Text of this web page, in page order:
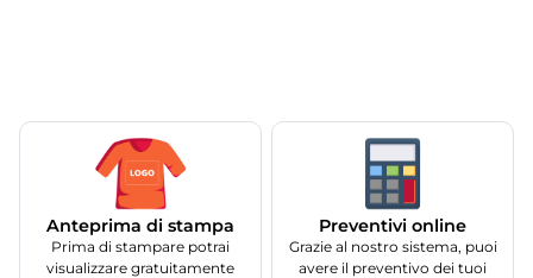
Anteprima di stampa
Prima di stampare potrai
visualizzare gratuitamente
Preventivi online
Grazie al nostro sistema, puoi
avere il preventivo dei tuoi